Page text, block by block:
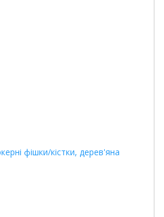
фішки/кістки, дерев'яна